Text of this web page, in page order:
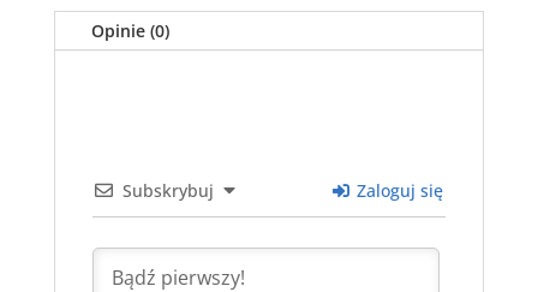
Opinie (0)
Subskrybuj Zaloguj się